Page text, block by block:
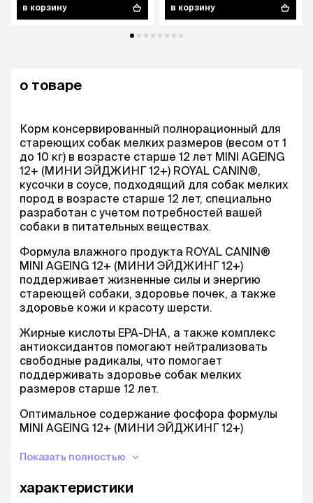
в корзину в корзину
о товаре
Корм консервированный полнорационный для
стареющих собак мелких размеров (весом от 1
до 10 кг) в возрасте старше 12 лет MINI AGEING
12+ (МИНИ ЭЙДЖИНГ 12+) ROYAL CANIN®,
кусочки в соусе, подходящий для собак мелких
пород в возрасте старше 12 лет, специально
разработан с учетом потребностей вашей
собаки в питательных веществах.
Формула влажного продукта ROYAL CANIN®
MINI AGEING 12+ (МИНИ ЭЙДЖИНГ 12+)
поддерживает жизненные силы и энергию
стареющей собаки, здоровье почек, а также
здоровье кожи и красоту шерсти.
Жирные кислоты EPA-DHA, а также комплекс
антиоксидантов помогают нейтрализовать
свободные радикалы, что помогает
поддерживать здоровье собак мелких
размеров старше 12 лет.
Оптимальное содержание фосфора формулы
MINI AGEING 12+ (МИНИ ЭЙДЖИНГ 12+)
особенно важно для собак старше 12 лет.
кислотами (Омега-3 и Омега-6), ROYAL CANIN®
Показать полностью
характеристики